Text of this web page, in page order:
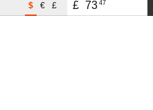
£
€
$ £ 73 47